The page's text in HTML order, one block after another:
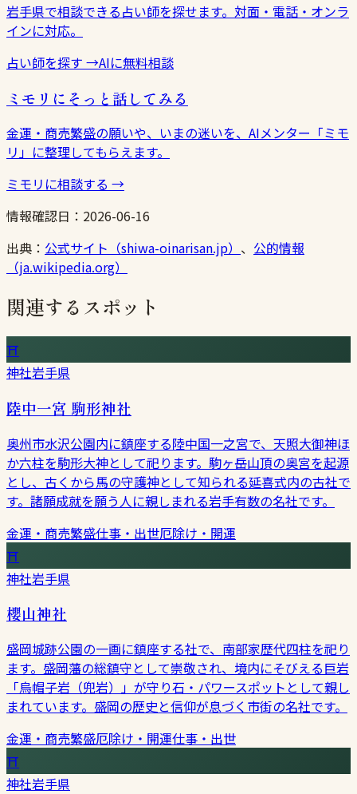
岩手県で相談できる占い師を探せます。対面・電話・オンラ
インに対応。
占い師を探す →AIに無料相談
ミモリにそっと話してみる
金運・商売繁盛の願いや、いまの迷いを、AIメンター「ミモ
リ」に整理してもらえます。
ミモリに相談する →
情報確認日： 2026-06-16
出典： 公式サイト（shiwa-oinarisan.jp） 、 公的情報
（ja.wikipedia.org）
関連するスポット
⛩
神社岩手県
陸中一宮 駒形神社
奥州市水沢公園内に鎮座する陸中国一之宮で、天照大御神ほ
か六柱を駒形大神として祀ります。駒ヶ岳山頂の奥宮を起源
とし、古くから馬の守護神として知られる延喜式内の古社で
す。諸願成就を願う人に親しまれる岩手有数の名社です。
金運・商売繁盛仕事・出世厄除け・開運
⛩
神社岩手県
櫻山神社
盛岡城跡公園の一画に鎮座する社で、南部家歴代四柱を祀り
ます。盛岡藩の総鎮守として崇敬され、境内にそびえる巨岩
「烏帽子岩（兜岩）」が守り石・パワースポットとして親し
まれています。盛岡の歴史と信仰が息づく市街の名社です。
金運・商売繁盛厄除け・開運仕事・出世
⛩
神社岩手県